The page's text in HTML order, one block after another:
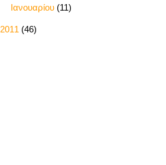
Ιανουαρίου (11)
2011 (46)